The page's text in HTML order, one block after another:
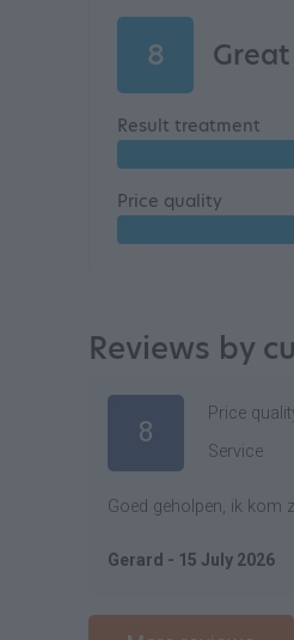
8 Great
Result treatment
Price quality
Reviews by
8
Price
Service
Goed geholpen, ik kom
Gerard - 15 July 2026